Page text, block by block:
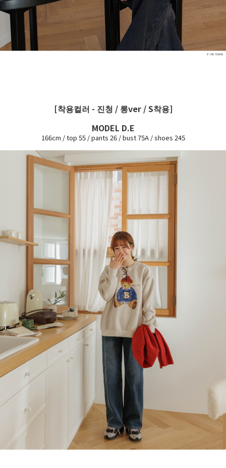
[착용컬러 - 진청 / 롱ver / S착용]
MODEL D.E
166cm / top 55 / pants 26 / bust 75A / shoes 245